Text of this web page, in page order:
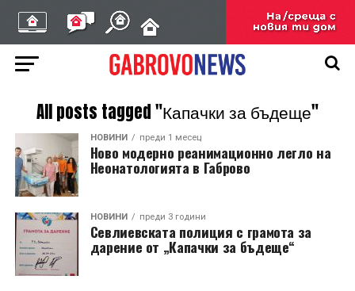
All posts tagged "Капачки за бъдеще"
НОВИНИ преди 1 месец
Ново модерно реанимационно легло на
Неонатологията в Габрово
НОВИНИ преди 3 години
Севлиевската полиция с грамота за
дарение от „Капачки за бъдеще“